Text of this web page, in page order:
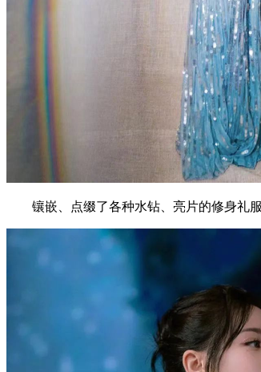
镶嵌、点缀了各种水钻、亮片的修身礼服